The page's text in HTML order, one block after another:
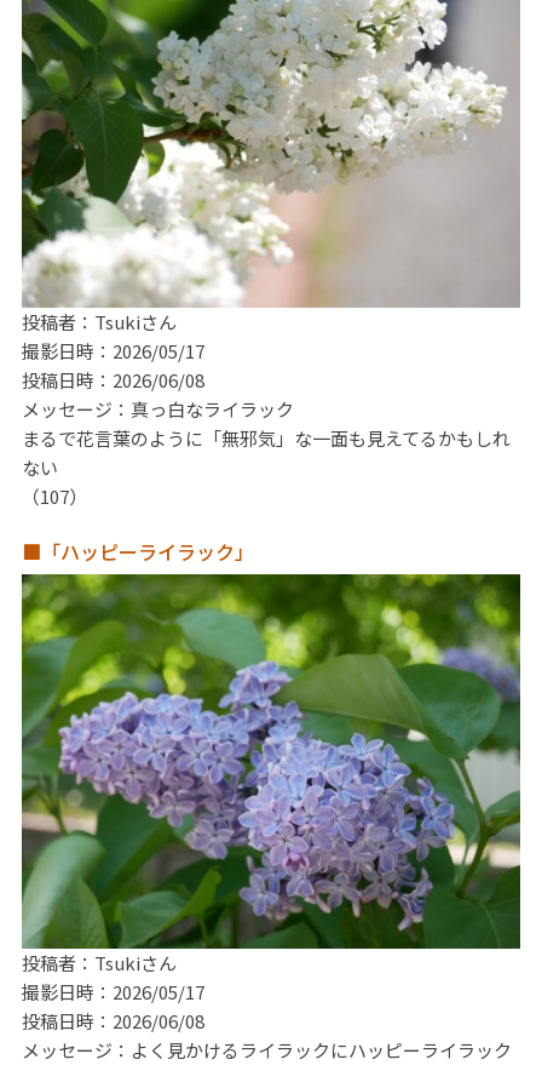
投稿者：Tsukiさん
撮影日時：2026/05/17
投稿日時：2026/06/08
メッセージ：真っ白なライラック
まるで花言葉のように「無邪気」な一面も見えてるかもしれ
ない
（107）
■「ハッピーライラック」
投稿者：Tsukiさん
撮影日時：2026/05/17
投稿日時：2026/06/08
メッセージ：よく見かけるライラックにハッピーライラック